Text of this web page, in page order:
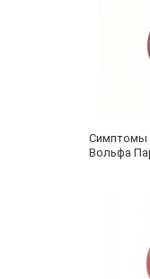
Симптомы
Вольфа